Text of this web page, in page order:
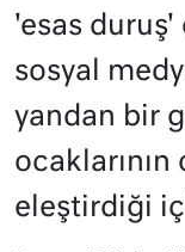
'esas duruş'
sosyal
yandan bir
eleştirdiği